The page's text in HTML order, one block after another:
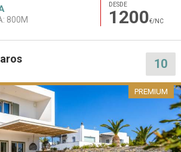
800M
DESDE
1200€/NC
10
PREMIUM